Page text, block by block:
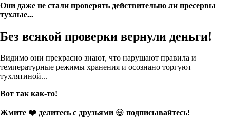
Они даже не стали проверять действительно ли пресервы
тухлые...
Без всякой проверки вернули деньги!
Видимо они прекрасно знают, что нарушают правила и
температурные режимы хранения и осознано торгуют
тухлятиной...
Вот так как-то!
Жмите ❤️ делитесь с друзьями 😃 подписывайтесь!